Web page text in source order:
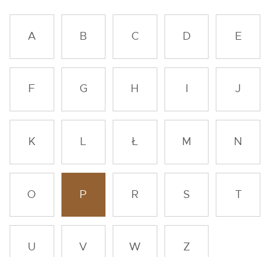
A B C D E
F G H J
K L Ł M N
O P R S
U V W Z